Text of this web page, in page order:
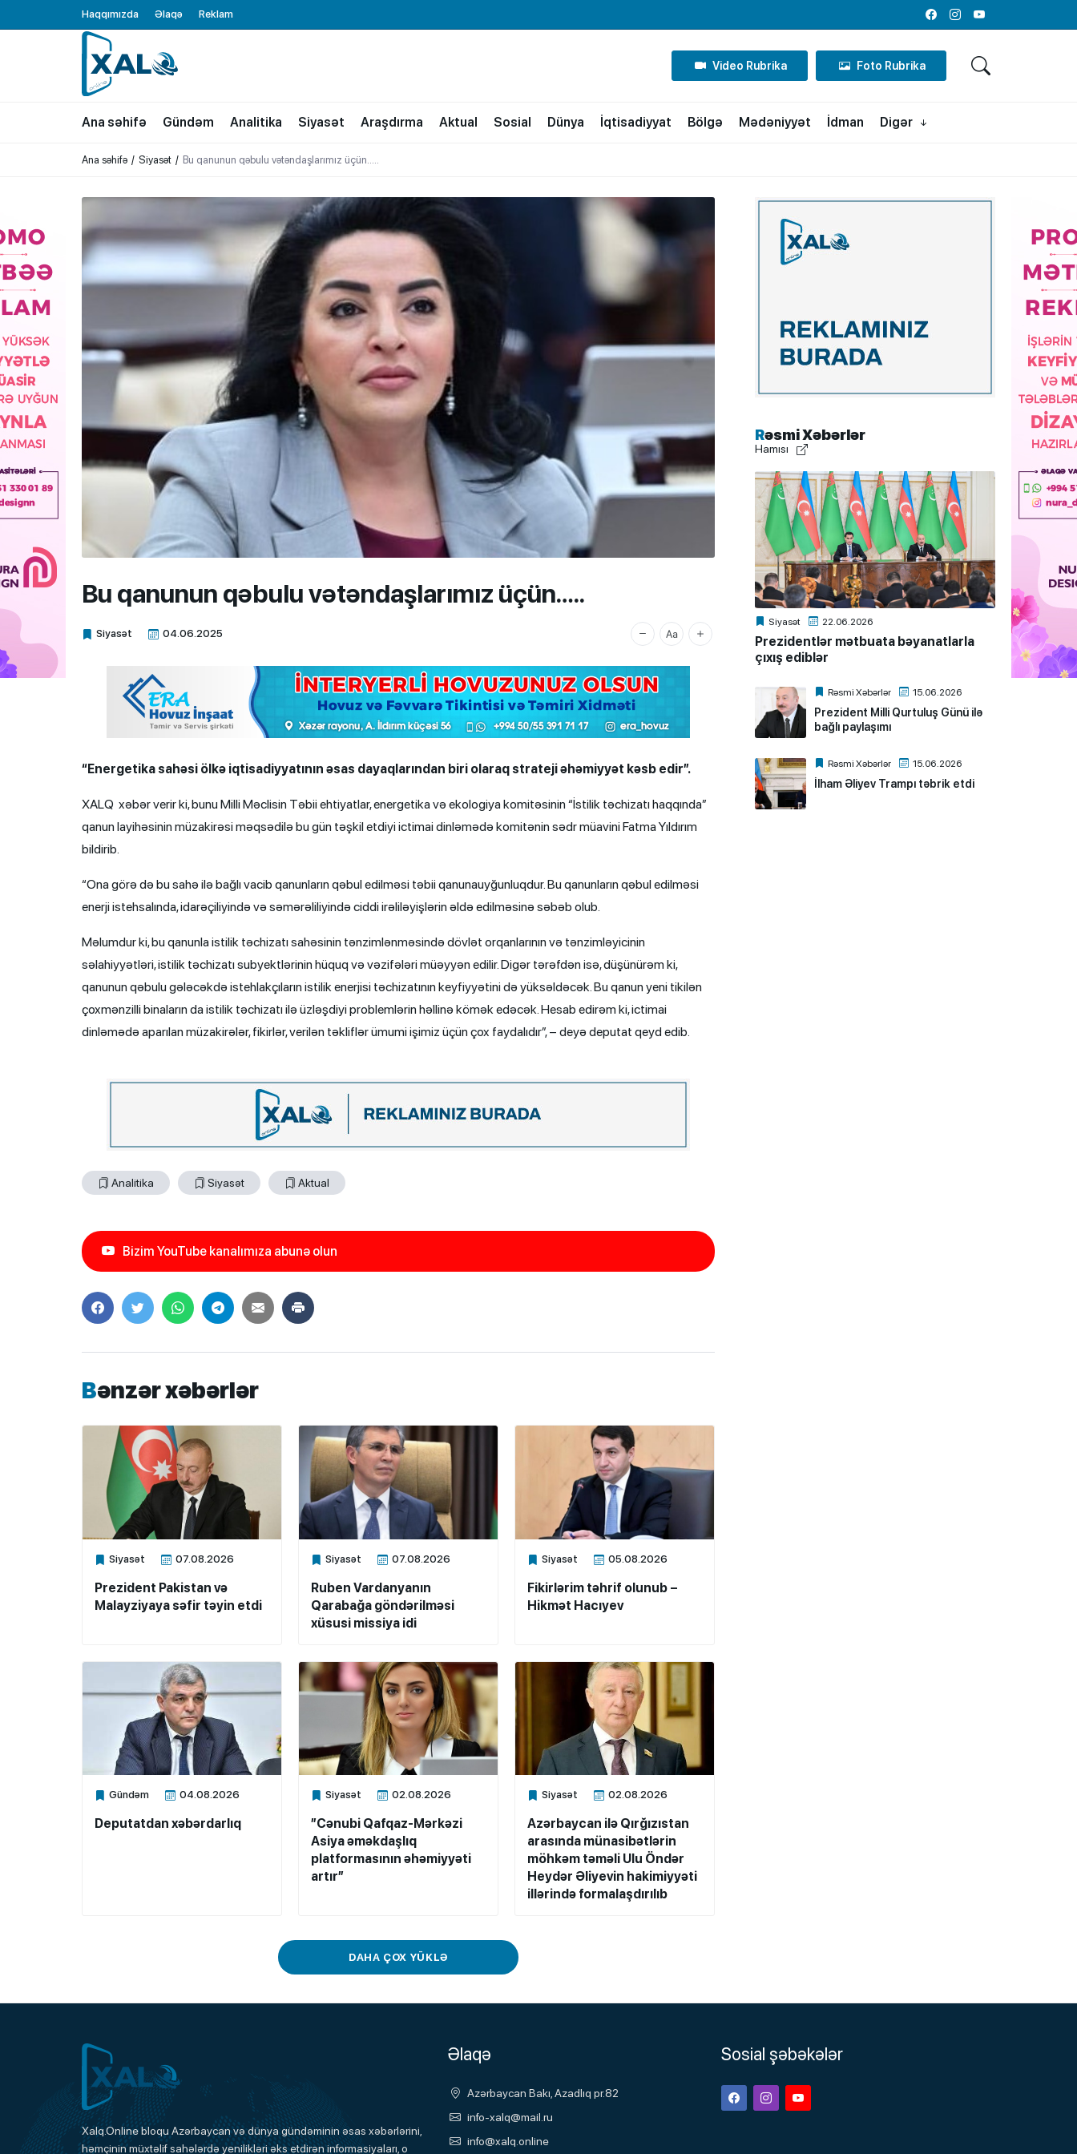
Haqqımızda Əlaqə Reklam
FacebookInstagramYoutube
XALQ.ONLINE
ONLAYN PLATFORMA
Video Rubrika Foto Rubrika
Ana səhifə Gündəm Analitika Siyasət Araşdırma Aktual Sosial Dünya İqtisadiyyat Bölgə Mədəniyyət İdman Digər
Ana səhifə Siyasət Bu qanunun qəbulu vətəndaşlarımız üçün…..
Bu qanunun qəbulu vətəndaşlarımız üçün…..
Siyasət 04.06.2025
Xalq.Online
“Energetika sahəsi ölkə iqtisadiyyatının əsas dayaqlarından biri olaraq strateji əhəmiyyət kəsb edir”.
XALQ xəbər verir ki, bunu Milli Məclisin Təbii ehtiyatlar, energetika və ekologiya komitəsinin “İstilik təchizatı haqqında”
qanun layihəsinin müzakirəsi məqsədilə bu gün təşkil etdiyi ictimai dinləmədə komitənin sədr müavini Fatma Yıldırım
bildirib.
“Ona görə də bu sahə ilə bağlı vacib qanunların qəbul edilməsi təbii qanunauyğunluqdur. Bu qanunların qəbul edilməsi
enerji istehsalında, idarəçiliyində və səmərəliliyində ciddi irəliləyişlərin əldə edilməsinə səbəb olub.
Məlumdur ki, bu qanunla istilik təchizatı sahəsinin tənzimlənməsində dövlət orqanlarının və tənzimləyicinin
səlahiyyətləri, istilik təchizatı subyektlərinin hüquq və vəzifələri müəyyən edilir. Digər tərəfdən isə, düşünürəm ki,
qanunun qəbulu gələcəkdə istehlakçıların istilik enerjisi təchizatının keyfiyyətini də yüksəldəcək. Bu qanun yeni tikilən
çoxmənzilli binaların da istilik təchizatı ilə üzləşdiyi problemlərin həllinə kömək edəcək. Hesab edirəm ki, ictimai
dinləmədə aparılan müzakirələr, fikirlər, verilən təkliflər ümumi işimiz üçün çox faydalıdır”, – deyə deputat qeyd edib.
Analitika Siyasət Aktual
Bizim YouTube kanalımıza abunə olun
Bənzər xəbərlər
Siyasət 07.08.2026
Xalq.Online
Prezident Pakistan və
Malayziyaya səfir təyin etdi
Siyasət 07.08.2026
Xalq.Online
Ruben Vardanyanın
Qarabağa göndərilməsi
xüsusi missiya idi
Siyasət 05.08.2026
Xalq.Online
Fikirlərim təhrif olunub –
Hikmət Hacıyev
Gündəm 04.08.2026
Xalq.Online
Deputatdan xəbərdarlıq
Siyasət 02.08.2026
Xalq.Online
”Cənubi Qafqaz-Mərkəzi
Asiya əməkdaşlıq
platformasının əhəmiyyəti
artır”
Siyasət 02.08.2026
Xalq.Online
Azərbaycan ilə Qırğızıstan
arasında münasibətlərin
möhkəm təməli Ulu Öndər
Heydər Əliyevin hakimiyyəti
illərində formalaşdırılıb
DAHA ÇOX YÜKLƏ
Rəsmi Xəbərlər
Hamısı
Siyasət 22.06.2026
Prezidentlər mətbuata bəyanatlarla
çıxış ediblər
Rəsmi Xəbərlər 15.06.2026
Prezident Milli Qurtuluş Günü ilə
bağlı paylaşımı
Rəsmi Xəbərlər 15.06.2026
İlham Əliyev Trampı təbrik etdi
Xalq.Online
Xalq.Online bloqu Azərbaycan və dünya gündəminin əsas xəbərlərini,
həmçinin müxtəlif sahələrdə yenilikləri əks etdirən informasiyaları, o
Əlaqə
Azərbaycan Bakı, Azadlıq pr.82
info-xalq@mail.ru
info@xalq.online
Sosial şəbəkələr
FacebookInstagramYoutube